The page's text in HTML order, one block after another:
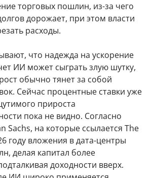
торговых пошлин, из-за чего
дорожает, при этом власти
расходы.
что надежда на ускорение
ИИ может сыграть злую шутку,
обычно тянет за собой
Сейчас процентные ставки уже
прироста
пока не видно. Согласно
Sachs, на которые ссылается The
году вложения в дата-центры
делая капитал более
доходности вверх.